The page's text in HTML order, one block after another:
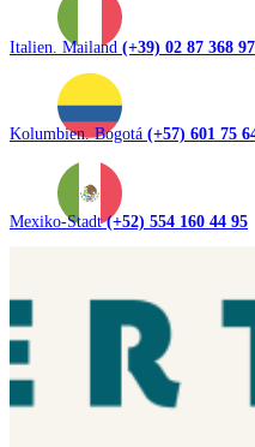
Italien. Mailand (+39) 02 87 368
Kolumbien. Bogotá (+57) 601 75
Mexiko-Stadt(+52) 554 160 44 95